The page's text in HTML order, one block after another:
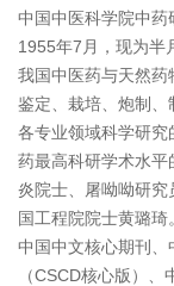
中国中医科学院中
1955年7月，现为半
我国中医药与天然药
鉴定、栽培、炮制
各专业领域科学研
药最高科研学术水平
炎院士、屠呦呦研究
国工程院院士黄璐
中国中文核心期刊
（CSCD核心版）